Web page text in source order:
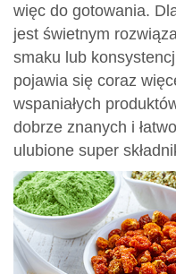
więc do gotowania.
jest świetnym
smaku lub
pojawia się coraz
wspaniałych
dobrze znanych i
ulubione super